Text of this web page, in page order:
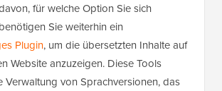
für welche Option Sie sich
Sie weiterhin ein
Plugin, um die übersetzten Inhalte auf
Website anzuzeigen. Diese Tools
Verwaltung von Sprachversionen, das